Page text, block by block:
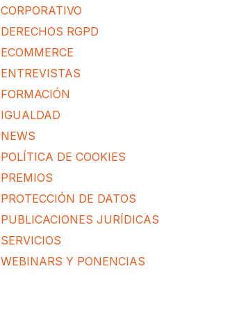
CORPORATIVO
DERECHOS RGPD
ECOMMERCE
ENTREVISTAS
FORMACIÓN
IGUALDAD
NEWS
POLÍTICA DE COOKIES
PREMIOS
PROTECCIÓN DE DATOS
PUBLICACIONES JURÍDICAS
SERVICIOS
WEBINARS Y PONENCIAS